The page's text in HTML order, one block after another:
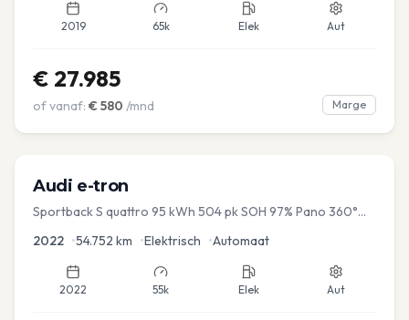
2019 65k Elek Aut
€ 27.985
of vanaf: € 580 /mnd Marge
Audi e-tron
Sportback S quattro 95 kWh 504 pk SOH 97% Pano 360°
2022 •54.752 km •Elektrisch •Automaat
2022 55k Elek Aut